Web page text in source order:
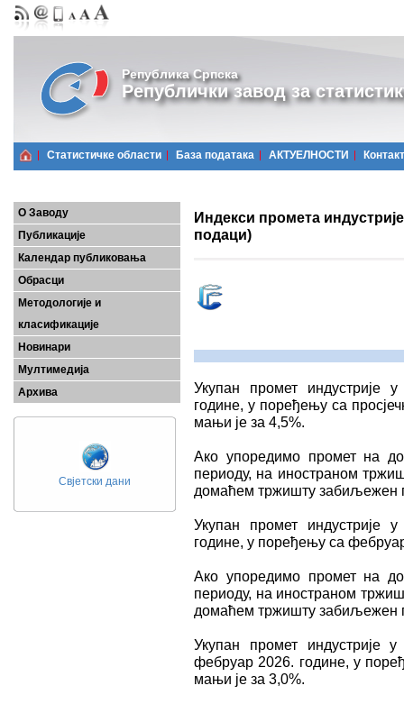
Република Српска
Републички завод за
Статистичке области Базa података АКТУЕЛНОСТИ Контакт
О Заводу
Публикације
Календар публиковања
Обрасци
Методологије и
класификације
Новинари
Мултимедија
Архива
Свјетски дани
Индекси промета
подаци)
Укупан промет индустрије
године, у поређењу са
мањи је за 4,5%.
Ако упоредимо промет на
периоду, на иностраном
домаћем тржишту забиљежен
Укупан промет индустрије
године, у поређењу са
Ако упоредимо промет на
периоду, на иностраном
домаћем тржишту забиљежен
Укупан промет индустрије
фебруар 2026. године, у
мањи је за 3,0%.